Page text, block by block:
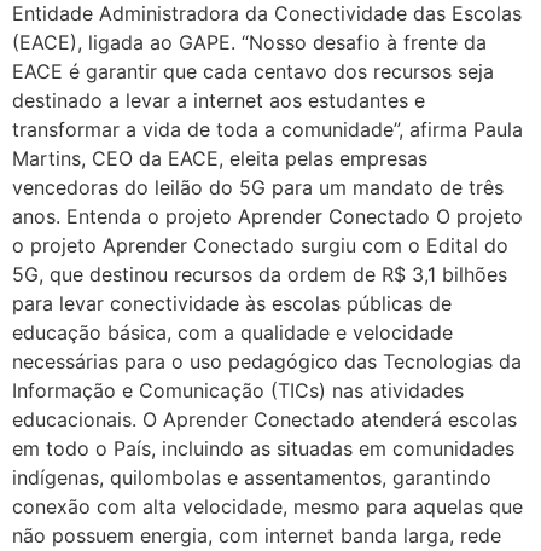
Entidade Administradora da Conectividade das Escolas
(EACE), ligada ao GAPE. “Nosso desafio à frente da
EACE é garantir que cada centavo dos recursos seja
destinado a levar a internet aos estudantes e
transformar a vida de toda a comunidade”, afirma Paula
Martins, CEO da EACE, eleita pelas empresas
vencedoras do leilão do 5G para um mandato de três
anos. Entenda o projeto Aprender Conectado O projeto
o projeto Aprender Conectado surgiu com o Edital do
5G, que destinou recursos da ordem de R$ 3,1 bilhões
para levar conectividade às escolas públicas de
educação básica, com a qualidade e velocidade
necessárias para o uso pedagógico das Tecnologias da
Informação e Comunicação (TICs) nas atividades
educacionais. O Aprender Conectado atenderá escolas
em todo o País, incluindo as situadas em comunidades
indígenas, quilombolas e assentamentos, garantindo
conexão com alta velocidade, mesmo para aquelas que
não possuem energia, com internet banda larga, rede